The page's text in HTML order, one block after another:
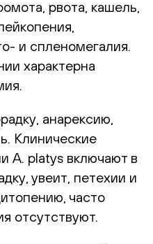
рвота, кашель,
и спленомегалия.
характерна
анарексию,
Клинические
A. platys включают в
увеит, петехии и
часто
отсутствуют.